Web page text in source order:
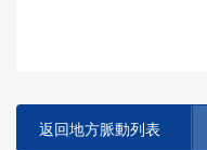
返回地方脈動列表